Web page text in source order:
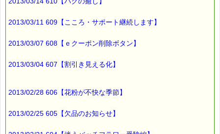
2013/03/11 609【こころ・サポート継続します】
2013/03/07 608【ｅクーポン削除ボタン】
2013/03/04 607【割引き見える化】
2013/02/28 606【花粉が不快な季節】
2013/02/25 605【欠品のお知らせ】